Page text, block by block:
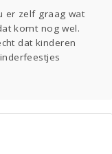
er zelf graag wat
komt nog wel.
dat kinderen